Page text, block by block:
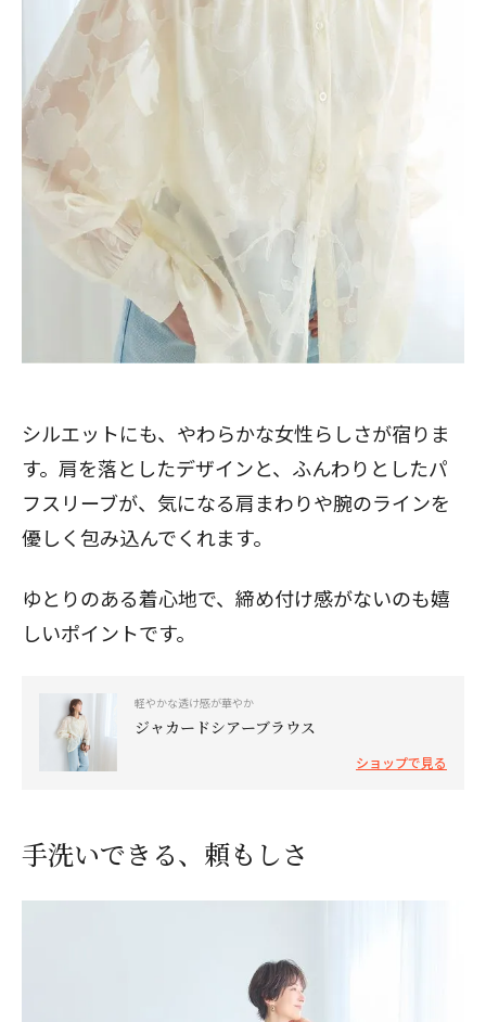
シルエットにも、やわらかな女性らしさが宿りま
す。肩を落としたデザインと、ふんわりとしたパ
フスリーブが、気になる肩まわりや腕のラインを
優しく包み込んでくれます。
ゆとりのある着心地で、締め付け感がないのも嬉
しいポイントです。
軽やかな透け感が華やか
ジャカードシアーブラウス
ショップで見る
手洗いできる、頼もしさ